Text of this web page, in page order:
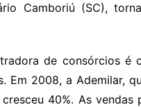
Camboriú (SC),
de consórcios é
Em 2008, a Ademilar,
40%. As vendas